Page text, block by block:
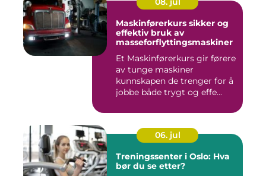
Maskinførerkurs sikker og
effektiv bruk av
masseforflyttingsmaskiner
Et Maskinførerkurs gir førere
av tunge maskiner
kunnskapen de trenger for å
jobbe både trygt og effe...
06. jul
Treningssenter i Oslo: Hva
bør du se etter?